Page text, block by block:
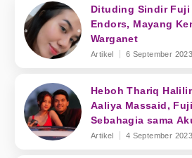
Dituding Sindir Fuji
Endors, Mayang
Warganet
Artikel 6 September 2023
Heboh Thariq
Aaliya Massaid,
Sebahagia sama
Artikel 4 September 2023